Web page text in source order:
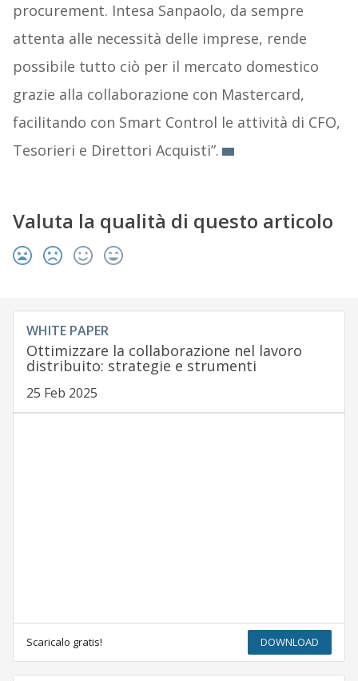
procurement. Intesa Sanpaolo, da sempre
attenta alle necessità delle imprese, rende
possibile tutto ciò per il mercato domestico
grazie alla collaborazione con Mastercard,
facilitando con Smart Control le attività di CFO,
Tesorieri e Direttori Acquisti”.
Valuta la qualità di questo articolo
WHITE PAPER
Ottimizzare la collaborazione nel lavoro
distribuito: strategie e strumenti
25 Feb 2025
Scaricalo gratis! DOWNLOAD